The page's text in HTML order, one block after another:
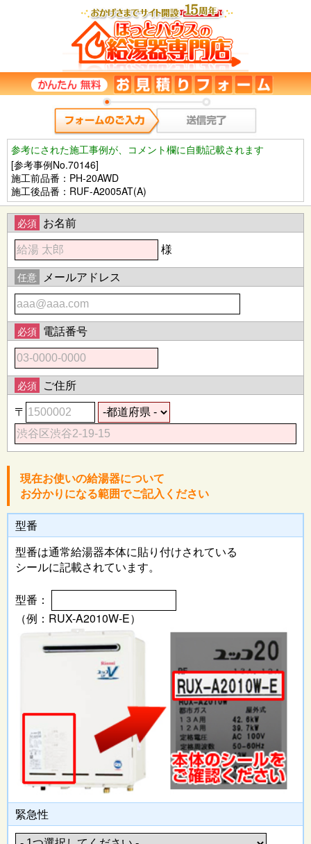
参考にされた施工事例が、コメント欄に自動記載されます
[参考事例No.70146]
施工前品番：PH-20AWD
施工後品番：RUF-A2005AT(A)
必須 お名前
様
任意 メールアドレス
必須 電話番号
必須 ご住所
〒
現在お使いの給湯器について
お分かりになる範囲でご記入ください
型番
型番は通常給湯器本体に貼り付けされている
シールに記載されています。
型番：
（例：RUX-A2010W-E）
緊急性